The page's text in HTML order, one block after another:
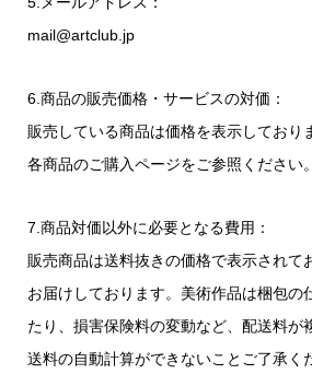
mail@artclub.jp
6.商品の販売価格・サービスの対価：
販売している商品は価格を表示しており
各商品のご購入ページをご参照ください。
7.商品対価以外に必要となる費用：
販売商品は送料抜きの価格で表示されて
お届けしております。美術作品は梱包の
たり、損害保険料の変動など、配送料が
送料の自動計算ができないことご了承く